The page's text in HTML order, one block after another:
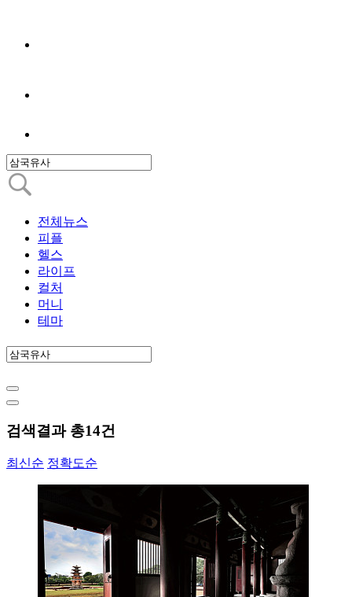
전체뉴스
피플
헬스
라이프
컬처
머니
테마
검색결과 총14건
최신순 정확도순